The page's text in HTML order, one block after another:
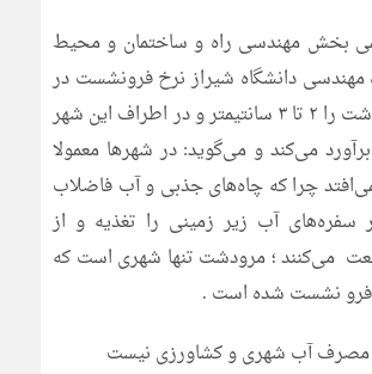
بخش مهندسی راه و ساختمان و محیط
دانشگاه شیراز نرخ فرونشست در
مرکز شهر مرودشت را ٢ تا ٣ سانتیمتر و در اطراف این شهر
برآورد می‌کند و می‌گوید: در شهرها معمولا
چرا که چاه‌هاى جذبى و آب فاضلاب
آب زیر زمینى را تغذیه و از
مى‌کنند ؛ مرودشت تنها شهرى است که
فرو نشست شده است .
مصرف آب شهری و کشاورزی نیست